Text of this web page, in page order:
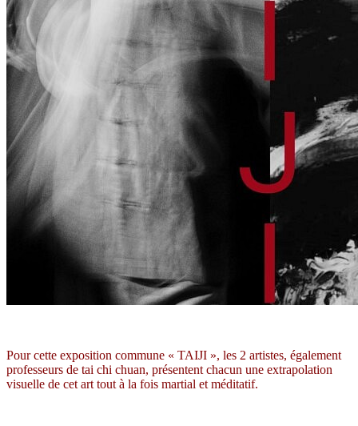
Pour cette exposition commune « TAIJI », les 2 artistes, également
professeurs de tai chi chuan, présentent chacun une extrapolation
visuelle de cet art tout à la fois martial et méditatif.